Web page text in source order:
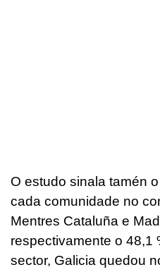
O estudo sinala tamén
cada comunidade no
Mentres Cataluña e
respectivamente o 48,1
sector, Galicia quedou